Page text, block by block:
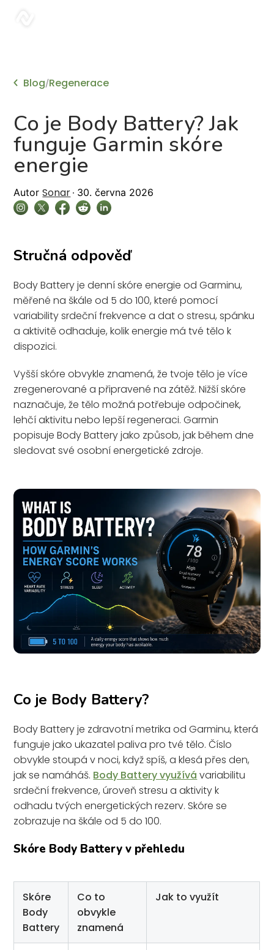
Blog/Regenerace
Co je Body Battery? Jak
funguje Garmin skóre
energie
Autor Sonar 30. června 2026
Stručná odpověď
Body Battery je denní skóre energie od Garminu,
měřené na škále od 5 do 100, které pomocí
variability srdeční frekvence a dat o stresu, spánku
a aktivitě odhaduje, kolik energie má tvé tělo k
dispozici.
Vyšší skóre obvykle znamená, že tvoje tělo je více
zregenerované a připravené na zátěž. Nižší skóre
naznačuje, že tělo možná potřebuje odpočinek,
lehčí aktivitu nebo lepší regeneraci. Garmin
popisuje Body Battery jako způsob, jak během dne
sledovat své osobní energetické zdroje.
Co je Body Battery?
Body Battery je zdravotní metrika od Garminu, která
funguje jako ukazatel paliva pro tvé tělo. Číslo
obvykle stoupá v noci, když spíš, a klesá přes den,
jak se namáháš. Body Battery využívá variabilitu
srdeční frekvence, úroveň stresu a aktivity k
odhadu tvých energetických rezerv. Skóre se
zobrazuje na škále od 5 do 100.
Skóre Body Battery v přehledu
Skóre
Body
Battery
Co to
obvykle
znamená
Jak to využít